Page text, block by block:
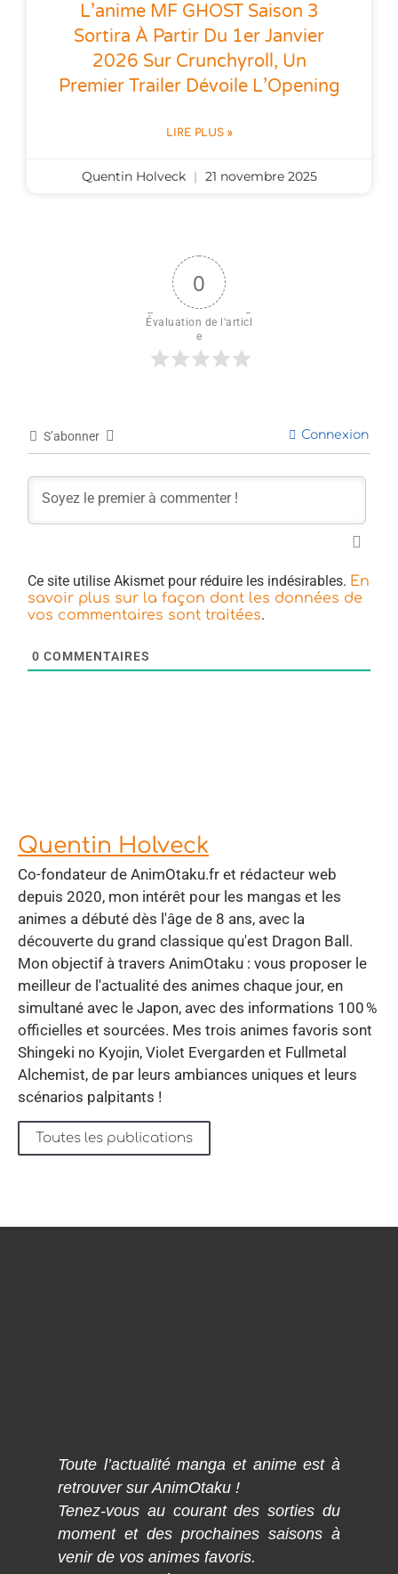
L’anime MF GHOST Saison 3
Sortira À Partir Du 1er Janvier
2026 Sur Crunchyroll, Un
Premier Trailer Dévoile L’Opening
LIRE PLUS »
Quentin Holveck 21 novembre 2025
0
Évaluation de l'articl
e
S’abonner Connexion
Ce site utilise Akismet pour réduire les indésirables. En
savoir plus sur la façon dont les données de
vos commentaires sont traitées.
0 COMMENTAIRES
Quentin Holveck
Co-fondateur de AnimOtaku.fr et rédacteur web
depuis 2020, mon intérêt pour les mangas et les
animes a débuté dès l'âge de 8 ans, avec la
découverte du grand classique qu'est Dragon Ball.
Mon objectif à travers AnimOtaku : vous proposer le
meilleur de l'actualité des animes chaque jour, en
simultané avec le Japon, avec des informations 100 %
officielles et sourcées. Mes trois animes favoris sont
Shingeki no Kyojin, Violet Evergarden et Fullmetal
Alchemist, de par leurs ambiances uniques et leurs
scénarios palpitants !
Toutes les publications
Toute l’actualité manga et anime est à
retrouver sur AnimOtaku !
Tenez-vous au courant des sorties du
moment et des prochaines saisons à
venir de vos animes favoris.